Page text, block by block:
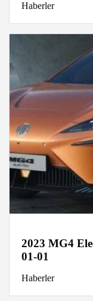
Haberler
2023 MG4
01-01
Haberler